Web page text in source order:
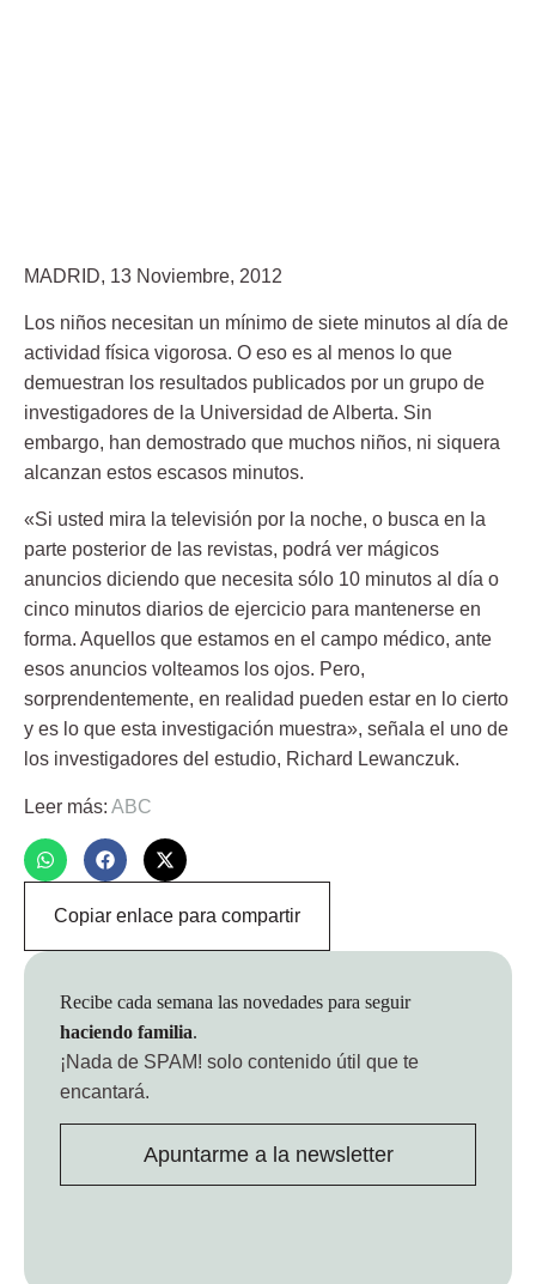
MADRID, 13 Noviembre, 2012
Los niños necesitan un mínimo de siete minutos al día de
actividad física vigorosa. O eso es al menos lo que
demuestran los resultados publicados por un grupo de
investigadores de la Universidad de Alberta. Sin
embargo, han demostrado que muchos niños, ni siquera
alcanzan estos escasos minutos.
«Si usted mira la televisión por la noche, o busca en la
parte posterior de las revistas, podrá ver mágicos
anuncios diciendo que necesita sólo 10 minutos al día o
cinco minutos diarios de ejercicio para mantenerse en
forma. Aquellos que estamos en el campo médico, ante
esos anuncios volteamos los ojos. Pero,
sorprendentemente, en realidad pueden estar en lo cierto
y es lo que esta investigación muestra», señala el uno de
los investigadores del estudio, Richard Lewanczuk.
Leer más: ABC
Copiar enlace para compartir
Recibe cada semana las novedades para seguir
haciendo familia.
¡Nada de SPAM! solo contenido útil que te
encantará.
Apuntarme a la newsletter